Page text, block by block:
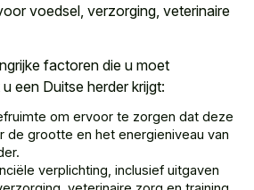
voedsel, verzorging, veterinaire
factoren die u moet
een Duitse herder krijgt:
om ervoor te zorgen dat deze
de grootte en het energieniveau van
verplichting, inclusief uitgaven